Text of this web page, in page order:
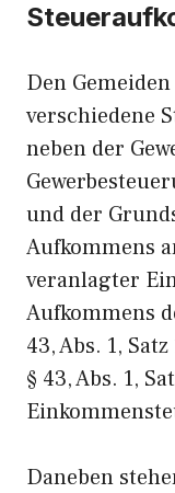
Den
verschiedene
neben der
und der
Aufkommens
veranlagter
Aufkommens
43, Abs. 1,
§ 43, Abs. 1,
Daneben